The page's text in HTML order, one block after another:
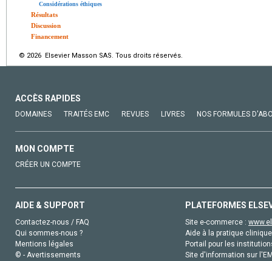
Considérations éthiques
Résultats
Discussion
Financement
© 2026 Elsevier Masson SAS. Tous droits réservés.
ACCÈS RAPIDES
DOMAINES TRAITÉS EMC REVUES LIVRES NOS FORMULES
MON COMPTE
CRÉER UN COMPTE
AIDE & SUPPORT
Contactez-nous / FAQ
Qui sommes-nous ?
Mentions légales
© - Avertissements
PLATEFORMES
Site e-commerce :
Aide à la pratique
Portail pour les
Site d'information sur